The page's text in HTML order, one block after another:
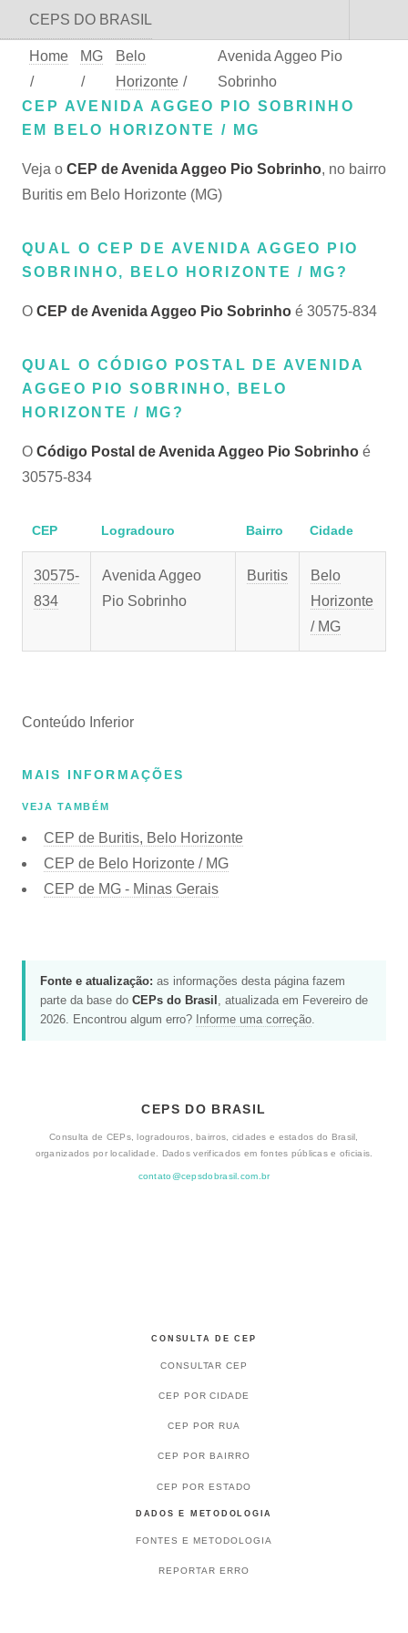
CEPS DO BRASIL
Home
/
MG
/
Belo
Horizonte /
Avenida Aggeo Pio
Sobrinho
CEP AVENIDA AGGEO PIO SOBRINHO
EM BELO HORIZONTE / MG
Veja o CEP de Avenida Aggeo Pio Sobrinho, no bairro
Buritis em Belo Horizonte (MG)
QUAL O CEP DE AVENIDA AGGEO PIO
SOBRINHO, BELO HORIZONTE / MG?
O CEP de Avenida Aggeo Pio Sobrinho é 30575-834
QUAL O CÓDIGO POSTAL DE AVENIDA
AGGEO PIO SOBRINHO, BELO
HORIZONTE / MG?
O Código Postal de Avenida Aggeo Pio Sobrinho é
30575-834
CEP Logradouro Bairro Cidade
30575-
834
Avenida Aggeo
Pio Sobrinho
Buritis
Belo
Horizonte
/ MG
Conteúdo Inferior
MAIS INFORMAÇÕES
VEJA TAMBÉM
CEP de Buritis, Belo Horizonte
CEP de Belo Horizonte / MG
CEP de MG - Minas Gerais
Fonte e atualização: as informações desta página fazem
parte da base do CEPs do Brasil , atualizada em Fevereiro de
2026. Encontrou algum erro? Informe uma correção.
CEPS DO BRASIL
Consulta de CEPs, logradouros, bairros, cidades e estados do Brasil,
organizados por localidade. Dados verificados em fontes públicas e oficiais.
contato@cepsdobrasil.com.br
CONSULTA DE CEP
CONSULTAR CEP
CEP POR CIDADE
CEP POR RUA
CEP POR BAIRRO
CEP POR ESTADO
DADOS E METODOLOGIA
FONTES E METODOLOGIA
REPORTAR ERRO